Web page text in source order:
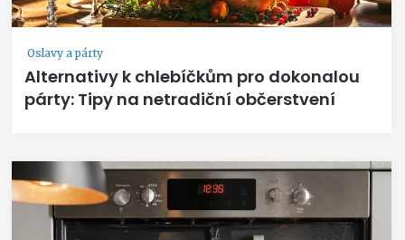
Oslavy a párty
Alternativy k chlebíčkům pro dokonalou
párty: Tipy na netradiční občerstvení